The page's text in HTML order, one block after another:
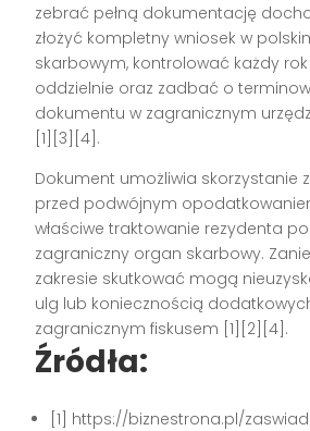
zebrać pełną dokumentację
złożyć kompletny wniosek w
skarbowym, kontrolować każdy
oddzielnie oraz zadbać o
dokumentu w zagranicznym
[1][3][4] .
Dokument umożliwia skorzystanie
przed podwójnym
właściwe traktowanie rezydenta
zagraniczny organ skarbowy.
zakresie skutkować mogą
ulg lub koniecznością
zagranicznym fiskusem [1][2][4] .
Źródła:
[1] https://biznestrona.pl/